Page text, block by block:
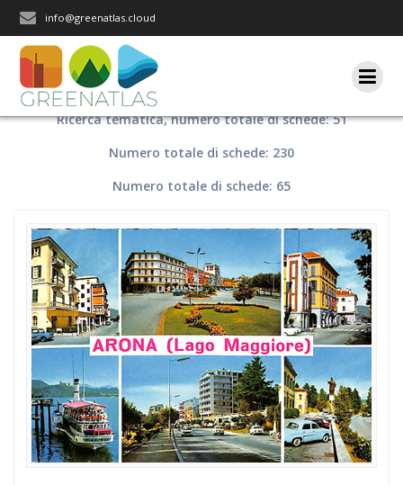
info@greenatlas.cloud
Ricerca tematica, numero totale di schede: 51
Numero totale di schede: 230
Numero totale di schede: 65